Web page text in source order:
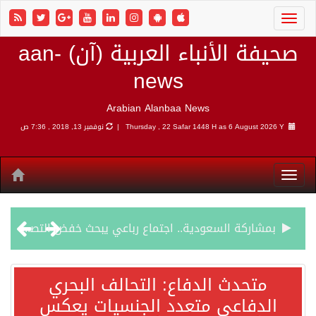
صحيفة الأنباء العربية (آن) aan-
Arabian Alanbaa News
Thursday , 22 Safar 1448 H as6 August نوفمبر 13, 2018 , 7:36 ص
بمشاركة السعودية.. اجتماع رباعي يبحث خفض التصعيد ومعالجة التحديات الأمنية الراهنة
وزير الخارجية السعودي: جميع إجراءات إسرائيل الأحادية في أراضي فلسطين باطلة
الدفاع: التحالف البحري
متعدد الجنسيات يعكس